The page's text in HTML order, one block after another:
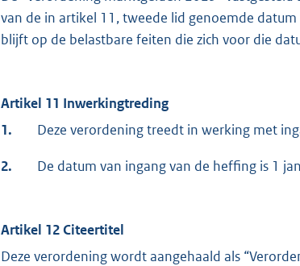
van de in artikel 11, tweede lid genoemde
blijft op de belastbare feiten die zich voor die
Artikel 11 Inwerkingtreding
1.
Deze verordening treedt in werking met
2. De datum van ingang van de heffing is 1
Artikel 12 Citeertitel
Deze verordening wordt aangehaald als